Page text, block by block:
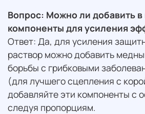
Вопрос: Можно ли добавить в
компоненты для усиления
Ответ: Да, для усиления
раствор можно добавить
борьбы с грибковыми
(для лучшего сцепления с
добавляйте эти компоненты с
следуя пропорциям.